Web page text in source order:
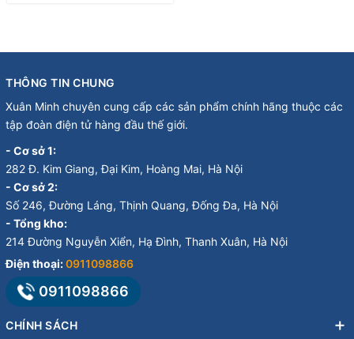
THÔNG TIN CHUNG
Xuân Minh chuyên cung cấp các sản phẩm chính hãng thuộc các
tập đoàn điện tử hàng đầu thế giới.
- Cơ sở 1:
282 Đ. Kim Giang, Đại Kim, Hoàng Mai, Hà Nội
- Cơ sở 2:
Số 246, Đường Láng, Thịnh Quang, Đống Đa, Hà Nội
- Tổng kho:
214 Đường Nguyễn Xiển, Hạ Đình, Thanh Xuân, Hà Nội
Điện thoại:0911098866
0911098866
CHÍNH SÁCH